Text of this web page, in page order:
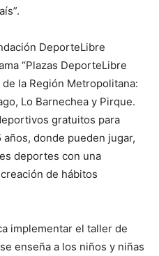
DeporteLibre
“Plazas DeporteLibre
la Región Metropolitana:
Lo Barnechea y Pirque.
gratuitos para
donde pueden jugar,
deportes con una
de hábitos
implementar el taller de
enseña a los niños y niñas